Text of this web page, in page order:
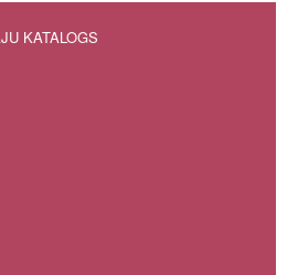
KATALOGS